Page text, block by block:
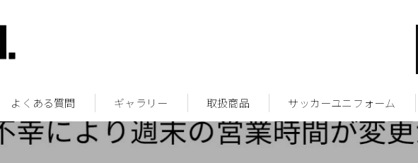
よくある質問 ギャラリー 取扱商品 サッカーユニフォーム